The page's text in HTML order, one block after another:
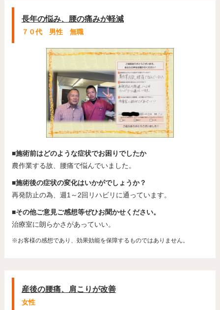
長年の悩み、腰の痛みが軽減
７０代 男性 無職
■施術前はどのような症状でお困りでしたか
農作業する故、腰痛で悩んでいました。
■施術後の症状の変化はいかがでしょうか？
再発防止の為、週1～2回リハビリに通っています。
■その他ご意見ご感想等ぜひお聞かせください。
治療室に朗らかさがあっていい。
※お客様の感想であり、効果効能を保障するものではありません。
産後の腰痛、肩こりが改善
女性